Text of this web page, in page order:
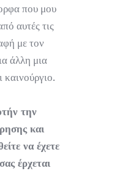
που μου
αυτές τις
με τον
άλλη μια
την
και
να έχετε
έρχεται